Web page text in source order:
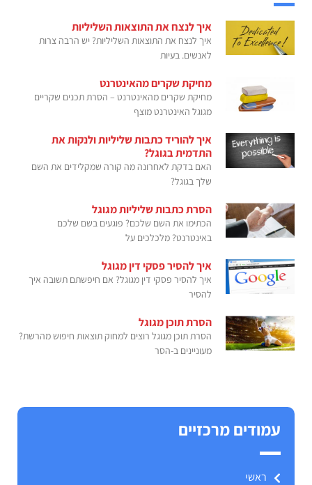
איך לנצח את התוצאות השליליות
איך לנצח את התוצאות השליליות? יש הרבה צרות
לאנשים. בעיות
מחיקת שקרים מהאינטרנט
מחיקת שקרים מהאינטרנט – הסרת תכנים שקריים
מגוגל האינטרנט מוצף
איך להוריד כתבות שליליות ולנקות את
התדמית בגוגל?
האם בדקת לאחרונה מה קורה שמקלידים את השם
שלך בגוגל?
הסרת כתבות שליליות מגוגל
הכתימו את השם שלכם? פוגעים בשם שלכם
באינטרנט? מלכלכים על
איך להסיר פסקי דין מגוגל
איך להסיר פסקי דין מגוגל? אם חיפשתם תשובה איך
להסיר
הסרת תוכן מגוגל
הסרת תוכן מגוגל רוצים למחוק תוצאות חיפוש מהרשת?
מעוניינים ב-הסר
עמודים מרכזיים
ראשי